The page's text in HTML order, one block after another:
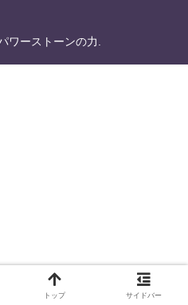
ワーストーンの力.
トップ サイドバー